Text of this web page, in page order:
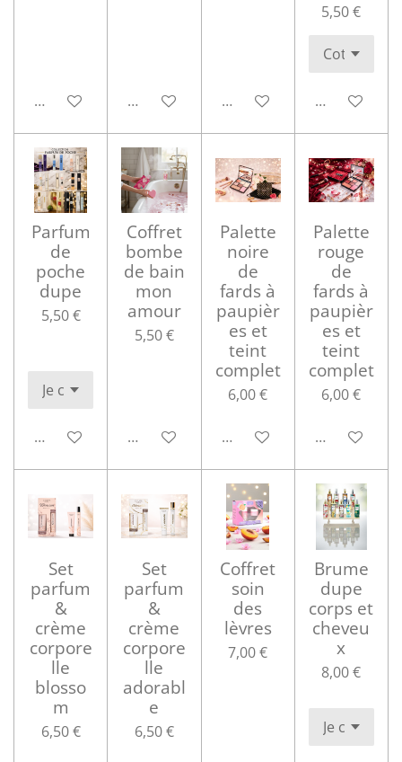
M'avertir si disponibleAjouter au panierAjouter au panier
5,50 €
Ajouter au
Parfum
de
poche
dupe
5,50 €
Ajouter au panier
Coffret
bombe
de bain
mon
amour
5,50 €
Ajouter au panier
Palette
noire
de
fards à
paupièr
es et
teint
complet
6,00 €
Ajouter au panier
Palette
rouge
de
fards à
paupièr
es et
teint
complet
6,00 €
Ajouter au
Set
parfum
&
crème
corpore
lle
blosso
m
6,50 €
Set
parfum
&
crème
corpore
lle
adorabl
e
6,50 €
Coffret
soin
des
lèvres
7,00 €
Brume
dupe
corps et
cheveu
x
8,00 €